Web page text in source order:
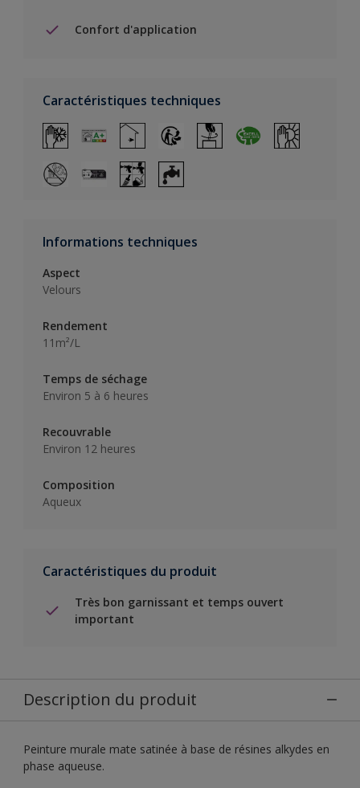
Confort d'application
Caractéristiques techniques
Informations techniques
Aspect
Velours
Rendement
11m²/L
Temps de séchage
Environ 5 à 6 heures
Recouvrable
Environ 12 heures
Composition
Aqueux
Caractéristiques du produit
Très bon garnissant et temps ouvert
important
Description du produit
Peinture murale mate satinée à base de résines alkydes en
phase aqueuse.